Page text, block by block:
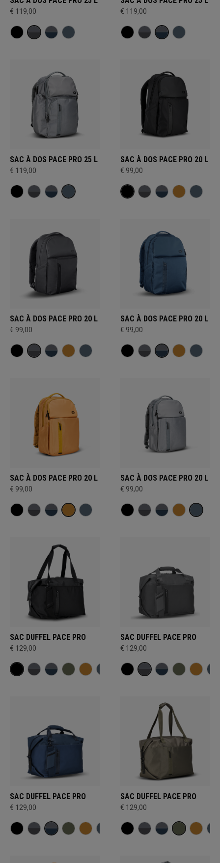
€ 119,00 € 119,00
SAC À DOS PACE PRO 25 L
€ 119,00
SAC À DOS PACE PRO 20 L
€ 99,00
SAC À DOS PACE PRO 20 L
€ 99,00
SAC À DOS PACE PRO 20 L
€ 99,00
SAC À DOS PACE PRO 20 L
€ 99,00
SAC À DOS PACE PRO 20 L
€ 99,00
SAC DUFFEL PACE PRO
€ 129,00
SAC DUFFEL PACE PRO
€ 129,00
SAC DUFFEL PACE PRO
€ 129,00
SAC DUFFEL PACE PRO
€ 129,00